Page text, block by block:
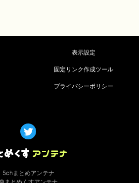
表示設定
固定リンク作成ツール
プライバシーポリシー
5chまとめアンテナ